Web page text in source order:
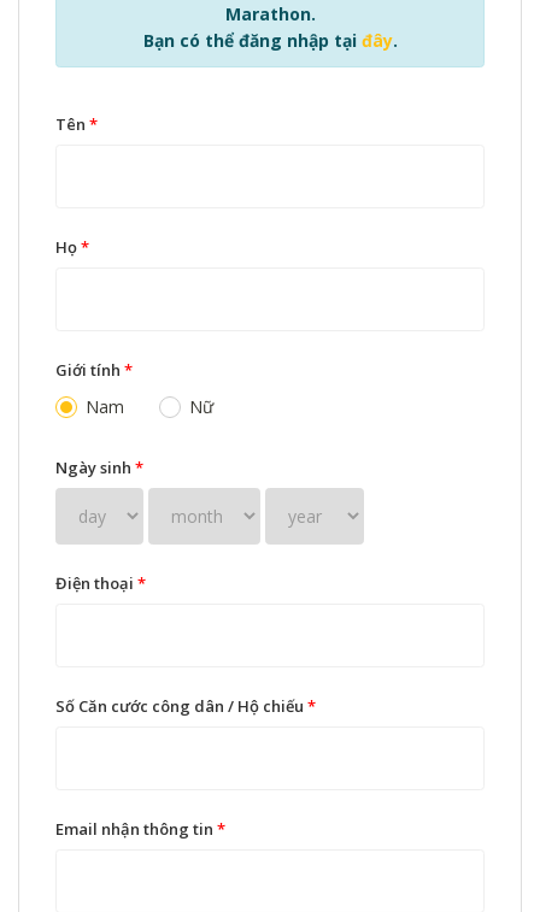
Marathon.
Bạn có thể đăng nhập tại đây.
Tên *
Họ*
Giới tính *
Nam Nữ
Ngày sinh *
Điện thoại *
Số Căn cước công dân / Hộ chiếu *
Email nhận thông tin *